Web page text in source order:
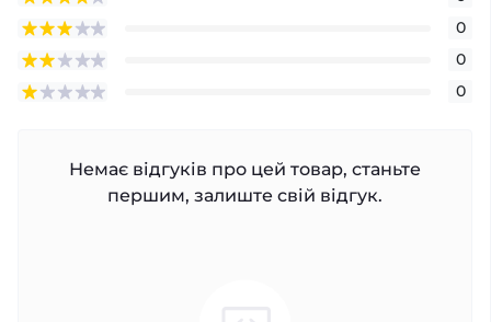
0
0
0
Немає відгуків про цей товар, станьте
першим, залиште свій відгук.